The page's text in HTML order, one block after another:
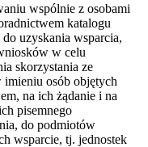
wspólnie z osobami
katalogu
uzyskania wsparcia,
w celu
skorzystania ze
imieniu osób objętych
na ich żądanie i na
pisemnego
do podmiotów
wsparcie, tj. jednostek